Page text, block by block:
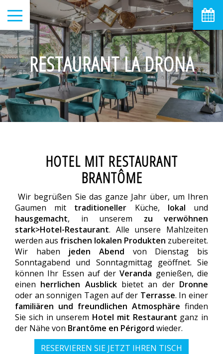
RESTAURANT LA DRONA
HOTEL MIT RESTAURANT
BRANTÔME
Wir begrüßen Sie das ganze Jahr über, um Ihren
Gaumen mit traditioneller Küche, lokal und
hausgemacht, in unserem zu verwöhnen
stark>Hotel-Restaurant. Alle unsere Mahlzeiten
werden aus frischen lokalen Produkten zubereitet.
Wir haben jeden Abend von Dienstag bis
Sonntagabend und Sonntagmittag geöffnet. Sie
können Ihr Essen auf derVeranda genießen, die
einen herrlichen Ausblickbietet an der Dronne
oder an sonnigen Tagen auf der Terrasse. In einer
familiären und freundlichen Atmosphäre finden
Sie sich in unserem Hotel mit Restaurant ganz in
der Nähe von Brantôme en Périgord wieder.
RESERVIEREN SIE JETZT IHREN TISCH
August
Mo Di Mi Do Fr Sa
1 2
-
3
-
4
-
5
-
6
-
7
-
8
-
9
-
10
-
11
-
12
-
13
-
14
-
15 16
-
17 18 19 20
-
21
-
22
-
23
-
-
Offizielle Website
Bestpreis-Garantie